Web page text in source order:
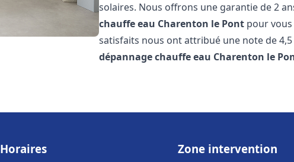
solaires. Nous offrons une garantie de 2
chauffe eau Charenton le Pont pour
satisfaits nous ont attribué une note de
dépannage chauffe eau Charenton le
Horaires Zone intervention